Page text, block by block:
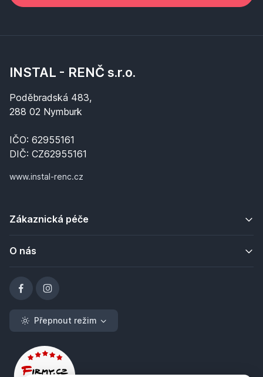
INSTAL - RENČ s.r.o.
Poděbradská 483,
288 02 Nymburk
IČO: 62955161
DIČ: CZ62955161
www.instal-renc.cz
Zákaznická péče
O nás
Přepnout režim